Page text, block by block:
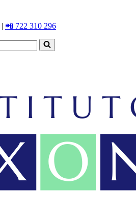
| 📲 722 310 296